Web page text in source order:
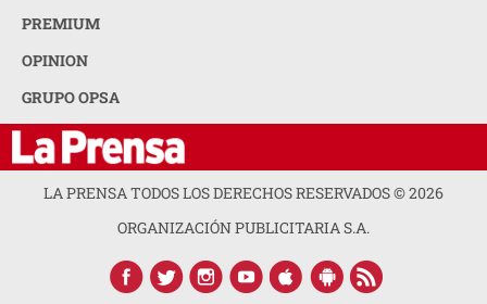
PREMIUM
OPINION
GRUPO OPSA
LA PRENSA TODOS LOS DERECHOS RESERVADOS ©2026
ORGANIZACIÓN PUBLICITARIA S.A.